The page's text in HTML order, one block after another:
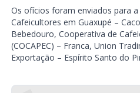
Os ofícios foram enviados para
Cafeicultores em Guaxupé –
Bebedouro, Cooperativa de
(COCAPEC) – Franca, Union
Exportação – Espírito Santo do